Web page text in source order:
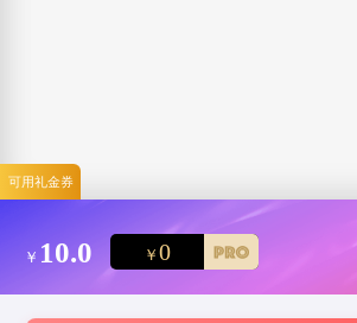
可用礼金券
￥ 10.0 ￥ 0